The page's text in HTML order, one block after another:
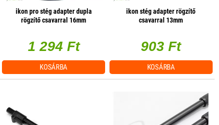
ikon pro stég adapter dupla
rögzítő csavarral 16mm
1 294 Ft
KOSÁRBA
ikon stég adapter rögzítő
csavarral 13mm
903 Ft
KOSÁRBA